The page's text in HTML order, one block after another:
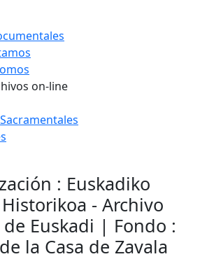
on-line
: Euskadiko
- Archivo
Euskadi | Fondo :
la Casa de Zavala